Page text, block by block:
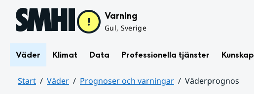
Hoppa till sidans innehåll Varning
Gul, Sverige
Väder Klimat Data Professionella tjänster
Start Väder Prognoser och varningar
Väderprognos
varningar